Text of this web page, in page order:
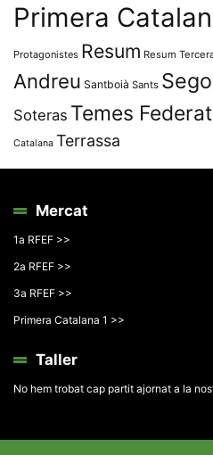
Primera
Protagonistes Resum Resum
Andreu Santboià Sants
Soteras Temes
Catalana Terrassa
Mercat
1a RFEF >>
2a RFEF >>
3a RFEF >>
Primera Catalana 1 >>
Taller
No hem trobat cap partit ajornat a la